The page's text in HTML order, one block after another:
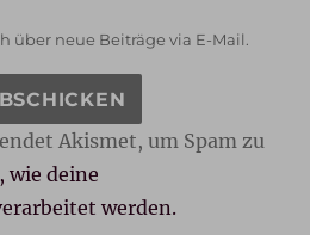
über neue Beiträge via E-Mail.
Akismet, um Spam zu
wie deine
werden.